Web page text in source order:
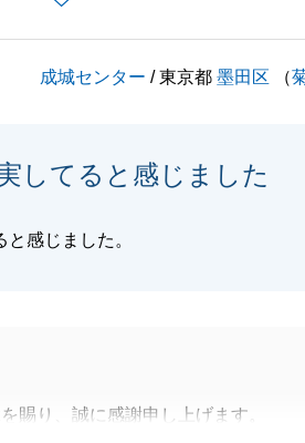
成城センター / 東京都墨田区 （
してると感じました
感じました。
賜り、誠に感謝申し上げます。